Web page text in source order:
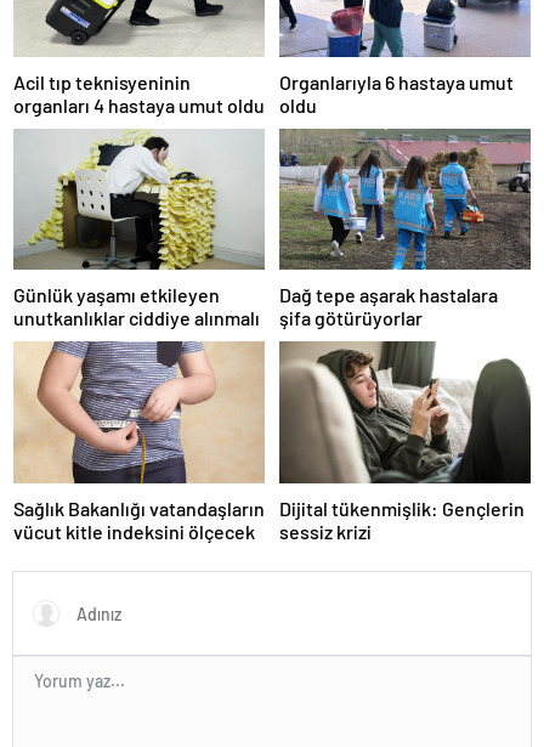
Acil tıp teknisyeninin
organları 4 hastaya umut oldu
Organlarıyla 6 hastaya umut
oldu
Günlük yaşamı etkileyen
unutkanlıklar ciddiye alınmalı
Dağ tepe aşarak hastalara
şifa götürüyorlar
Sağlık Bakanlığı vatandaşların
vücut kitle indeksini ölçecek
Dijital tükenmişlik: Gençlerin
sessiz krizi